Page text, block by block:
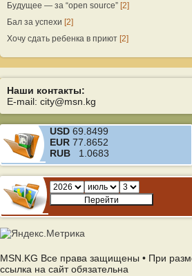
Будущее — за “open source” [2]
Бал за успехи [2]
Хочу сдать ребенка в приют [2]
Наши контакты:
E-mail: city@msn.kg
USD 69.8499
EUR 77.8652
RUB 1.0683
MSN.KG Все права защищены • При
ссылка на сайт обязательна